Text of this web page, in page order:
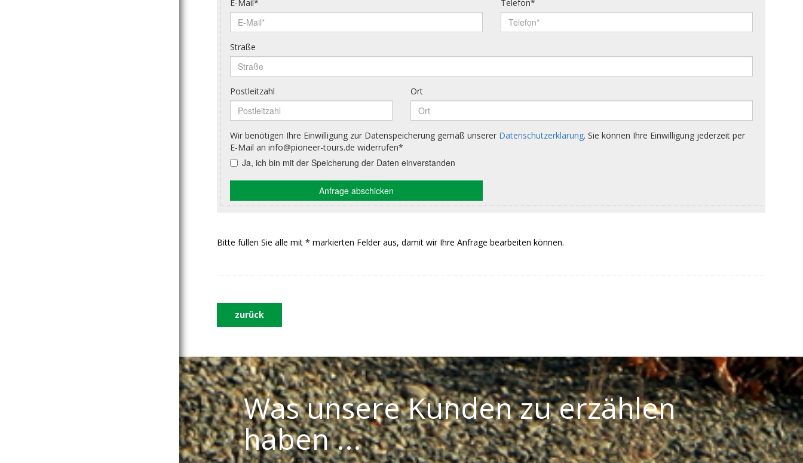
Bitte füllen Sie alle mit * markierten Felder aus, damit wir Ihre Anfrage bearbeiten können.
zurück
Was unsere Kunden zu erzählen
haben ...